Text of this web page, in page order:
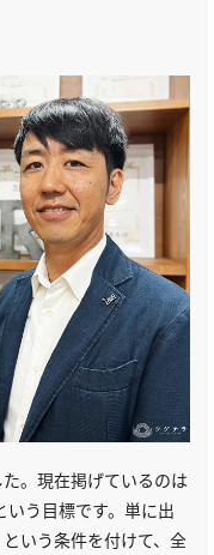
。現在掲げているのは
いう目標です。単に出
いう条件を付けて、全